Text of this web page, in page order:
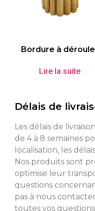
Bordure à
Lire la suite
Délais de
Les délais de
de 4 à 8 semaines
localisation, les
Nos produits sont
optimise leur
questions
pas à nous
toutes vos